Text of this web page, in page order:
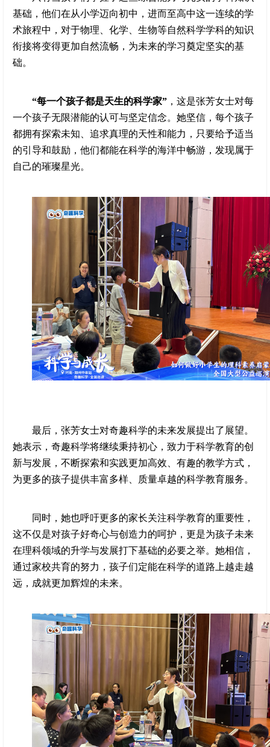
基础，他们在从小学迈向初中，进而至高中这一连续的学
术旅程中，对于物理、化学、生物等自然科学学科的知识
衔接将变得更加自然流畅，为未来的学习奠定坚实的基
础。
“每一个孩子都是天生的科学家” ，这是张芳女士对每
一个孩子无限潜能的认可与坚定信念。她坚信，每个孩子
都拥有探索未知、追求真理的天性和能力，只要给予适当
的引导和鼓励，他们都能在科学的海洋中畅游，发现属于
自己的璀璨星光。
最后，张芳女士对奇趣科学的未来发展提出了展望。
她表示，奇趣科学将继续秉持初心，致力于科学教育的创
新与发展，不断探索和实践更加高效、有趣的教学方式，
为更多的孩子提供丰富多样、质量卓越的科学教育服务。
同时，她也呼吁更多的家长关注科学教育的重要性，
这不仅是对孩子好奇心与创造力的呵护，更是为孩子未来
在理科领域的升学与发展打下基础的必要之举。她相信，
通过家校共育的努力，孩子们定能在科学的道路上越走越
远，成就更加辉煌的未来。